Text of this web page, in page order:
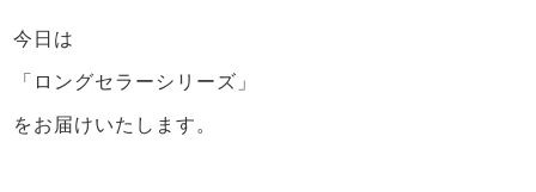
今日は
「ロングセラーシリーズ」
をお届けいたします。